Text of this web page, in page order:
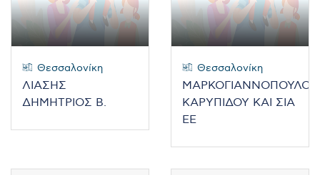
Θεσσαλονίκη
ΛΙΑΣΗΣ
ΔΗΜΗΤΡΙΟΣ Β.
Θεσσαλονίκη
ΜΑΡΚΟΓΙΑΝΝΟΠΟΥΛΟΥ
ΚΑΡΥΠΙΔΟΥ ΚΑΙ ΣΙΑ
ΕΕ